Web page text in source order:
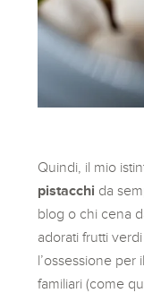
Quindi, il mio
pistacchi da
blog o chi cena
adorati frutti verdi
l’ossessione per
familiari (come